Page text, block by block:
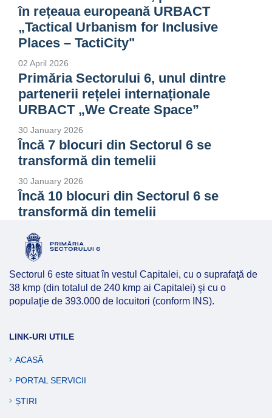
în rețeaua europeană URBACT
„Tactical Urbanism for Inclusive
Places – TactiCity"
02 April 2026
Primăria Sectorului 6, unul dintre
partenerii rețelei internaționale
URBACT „We Create Space”
30 January 2026
Încă 7 blocuri din Sectorul 6 se
transformă din temelii
30 January 2026
Încă 10 blocuri din Sectorul 6 se
transformă din temelii
Sectorul 6 este situat în vestul Capitalei, cu o suprafaţă de
38 kmp (din totalul de 240 kmp ai Capitalei) şi cu o
populaţie de 393.000 de locuitori (conform INS).
LINK-URI UTILE
ACASĂ
PORTAL SERVICII
ȘTIRI